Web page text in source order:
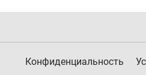
Конфиденциальность